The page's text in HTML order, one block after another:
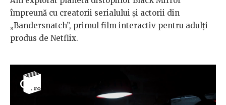
împreună cu creatorii serialului și actorii din
„Bandersnatch”, primul film interactiv pentru adulți
produs de Netflix.